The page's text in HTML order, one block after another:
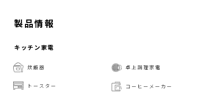
製品情報
キッチン家電
炊飯器 卓上調理家電
トースター コーヒーメーカー